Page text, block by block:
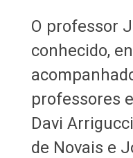
O professor
conhecido,
professores
Davi
de Novais e